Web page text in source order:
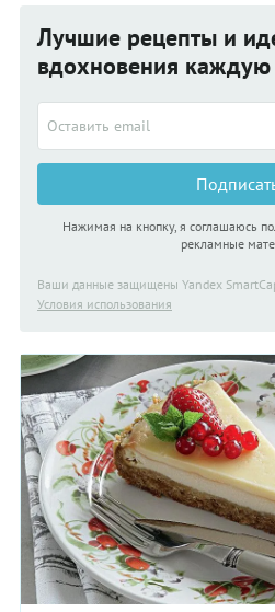
Лучшие рецепты и
вдохновения
Нажимая на кнопку, я соглашаюсь
рекламные
Ваши данные защищены Yandex
Условия использования